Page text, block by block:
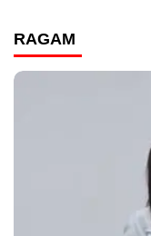
RAGAM